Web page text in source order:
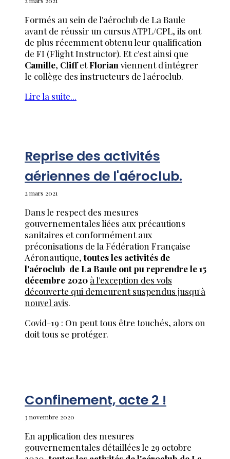
Formés au sein de l'aéroclub de La Baule
avant de réussir un cursus ATPL/CPL, ils ont
de plus récemment obtenu leur qualification
de FI (Flight Instructor). Et c'est ainsi que
Camille, CliffetFlorian viennent d'intégrer
le collège des instructeurs de l'aéroclub.
Lire la suite...
Reprise des activités
aériennes de l'aéroclub.
2 mars 2021
Dans le respect des mesures
gouvernementales liées aux précautions
sanitaires et conformément aux
préconisations de la Fédération Française
Aéronautique,toutes les activités de
l'aéroclub de La Baule ont pu reprendre le 15
décembre 2020 à l'exception des vols
découverte qui demeurent suspendus jusqu'à
nouvel avis.
Covid-19 : On peut tous être touchés, alors on
doit tous se protéger.
Confinement, acte 2 !
3 novembre 2020
En application des mesures
gouvernementales détaillées le 29 octobre